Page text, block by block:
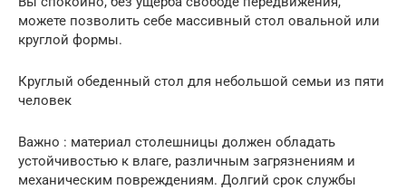
можете позволить себе массивный стол овальной или
круглой формы.
Круглый обеденный стол для небольшой семьи из пяти
человек
Важно : материал столешницы должен обладать
устойчивостью к влаге, различным загрязнениям и
механическим повреждениям. Долгий срок службы